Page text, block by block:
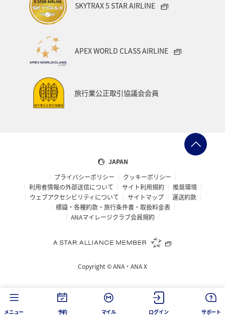
SKYTRAX 5 STAR AIRLINE
APEX WORLD CLASS AIRLINE
旅行業公正取引協議会会員
JAPAN
プライバシーポリシー
クッキーポリシー
利用者情報の外部送信について
サイト利用規約
推奨環境
ウェブアクセシビリティについて
サイトマップ
運送約款
標識・各種約款・旅行条件書・取扱料金表
ANAマイレージクラブ会員規約
Copyright ©ANA・ANA X
メニュー 予約 マイル ログイン サポート